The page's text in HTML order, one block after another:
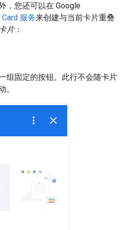
，您还可以在 Google
Card 服务来创建与当前卡片重叠
片：
组固定的按钮。此行不会随卡片
。